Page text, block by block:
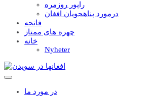
راپور روزمره
درمورد پناهجويان افغان
فاتحه
چهره های ممتاز
خانه
Nyheter
در مورد ما